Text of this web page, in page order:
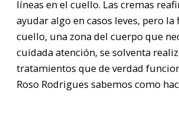
líneas en el cuello. Las cremas
ayudar algo en casos leves, pero la
cuello, una zona del cuerpo que
cuidada atención, se solventa
tratamientos que de verdad
Roso Rodrigues sabemos como